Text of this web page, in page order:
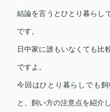
結論を言うとひとり暮らし
です。
日中家に誰もいなくても比
ですよ。
今回はひとり暮らしでも
と、飼い方の注意点を紹介